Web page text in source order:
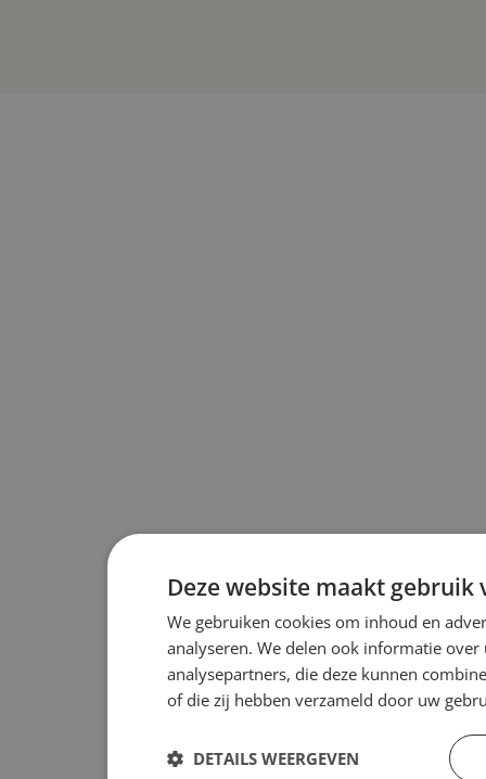
Deze website maakt gebruik
We gebruiken cookies om inhoud en
analyseren. We delen ook informatie
analysepartners, die deze kunnen
of die zij hebben verzameld door uw
DETAILS WEERGEVEN